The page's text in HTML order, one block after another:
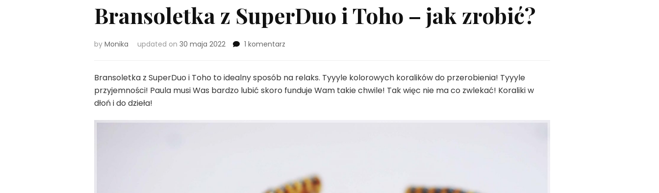
Bransoletka z SuperDuo i Toho – jak zrobić?
by Monika updated on 30 maja 2022 1 komentarz
SuperDuo
i
Toho
Bransoletka z SuperDuo i Toho to idealny sposób na relaks. Tyyyle kolorowych koralików do przerobienia! Tyyyle
przyjemności! Paula musi Was bardzo lubić skoro funduje Wam takie chwile! Tak więc nie ma co zwlekać! Koraliki w
dłoń i do dzieła!